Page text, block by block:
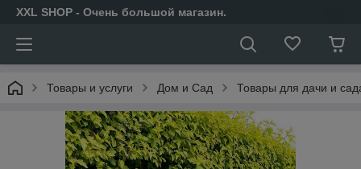
XXL SHOP - Очень большой магазин.
Товары и услуги Дом и Сад Товары для дачи и